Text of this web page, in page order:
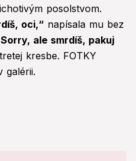
posolstvom.
oci,“ napísala mu bez
ale smrdíš, pakuj
kresbe. FOTKY
galérii.